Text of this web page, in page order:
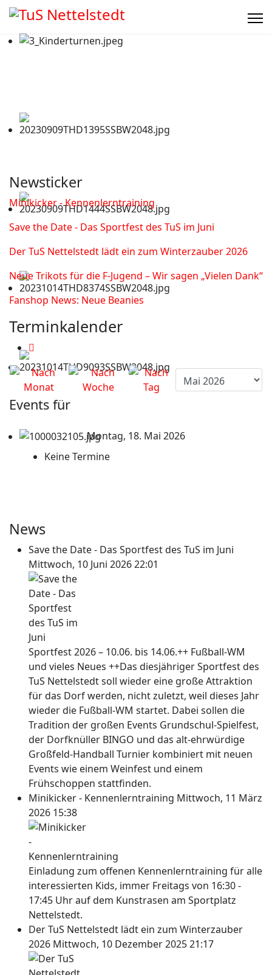
Newsticker
Minikicker - Kennenlerntraining
Save the Date - Das Sportfest des TuS im Juni
Der TuS Nettelstedt lädt ein zum Winterzauber 2026
Neue Trikots für die F-Jugend – Wir sagen „Vielen Dank“
Fanshop News: Neue Beanies
Terminkalender
Events für
Montag, 18. Mai 2026
Keine Termine
News
Save the Date - Das Sportfest des TuS im Juni
Mittwoch, 10 Juni 2026 22:01
Sportfest 2026 – 10.06. bis 14.06.++ Fußball-WM
und vieles Neues ++Das diesjähriger Sportfest des
TuS Nettelstedt soll wieder eine große Attraktion
für das Dorf werden, nicht zuletzt, weil dieses Jahr
wieder die Fußball-WM startet. Dabei sollen die
Tradition der großen Events Grundschul-Spielfest,
der Dorfknüller BINGO und das alt-ehrwürdige
Großfeld-Handball Turnier kombiniert mit neuen
Events wie einem Weinfest und einem
Frühschoppen stattfinden.
Minikicker - Kennenlerntraining Mittwoch, 11 März
2026 15:38
Einladung zum offenen Kennenlerntraining für alle
interessierten Kids, immer Freitags von 16:30 -
17:45 Uhr auf dem Kunstrasen am Sportplatz
Nettelstedt.
Der TuS Nettelstedt lädt ein zum Winterzauber
2026 Mittwoch, 10 Dezember 2025 21:17